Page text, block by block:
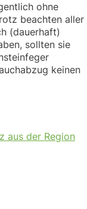
ohne
beachten aller
(dauerhaft)
sollten sie
keinen
aus der Region